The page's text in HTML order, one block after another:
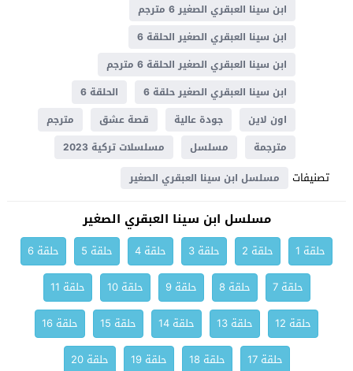
ابن سينا العبقري الصغير 6 مترجم
ابن سينا العبقري الصغير الحلقة 6
ابن سينا العبقري الصغير الحلقة 6 مترجم
ابن سينا العبقري الصغير حلقة 6
الحلقة 6
اون لاين
جودة عالية قصة عشق
مترجم
مترجمة
مسلسل مسلسلات تركية 2023
تصنيفات مسلسل ابن سينا العبقري الصغير
مسلسل ابن سينا العبقري الصغير
حلقة 1 حلقة 2 حلقة 3 حلقة 4 حلقة 5
حلقة 6
حلقة 7
حلقة 8 حلقة 9 حلقة 10
حلقة 11
حلقة 12
حلقة 13 حلقة 14 حلقة 15
حلقة 16
حلقة 17
حلقة 18 حلقة 19 حلقة 20